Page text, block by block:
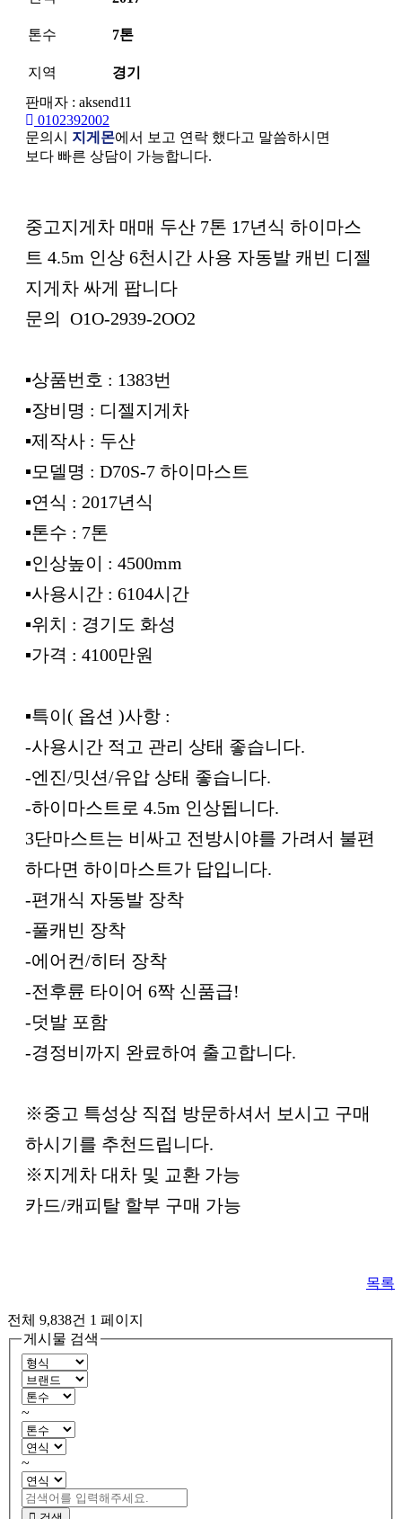
톤수 7톤
지역
경기
판매자 : aksend11
0102392002
문의시 지게몬에서 보고 연락 했다고 말씀하시면
보다 빠른 상담이 가능합니다.
본문
중고지게차 매매 두산 7톤 17년식 하이마스
트 4.5m 인상 6천시간 사용 자동발 캐빈 디젤
지게차 싸게 팝니다
문의 O1O-2939-2OO2
▪︎상품번호 : 1383번
▪︎장비명 : 디젤지게차
▪︎제작사 : 두산
▪︎모델명 : D70S-7 하이마스트
▪︎연식 : 2017년식
▪︎톤수 : 7톤
▪︎인상높이 : 4500mm
▪︎사용시간 : 6104시간
▪︎위치 : 경기도 화성
▪︎가격 : 4100만원
▪︎특이( 옵션 )사항 :
-사용시간 적고 관리 상태 좋습니다.
-엔진/밋션/유압 상태 좋습니다.
-하이마스트로 4.5m 인상됩니다.
3단마스트는 비싸고 전방시야를 가려서 불편
하다면 하이마스트가 답입니다.
-편개식 자동발 장착
-풀캐빈 장착
-에어컨/히터 장착
-전후륜 타이어 6짝 신품급!
-덧발 포함
-경정비까지 완료하여 출고합니다.
※중고 특성상 직접 방문하셔서 보시고 구매
하시기를 추천드립니다.
※지게차 대차 및 교환 가능
카드/캐피탈 할부 구매 가능
목록
전체 9,838건 1 페이지
게시물 검색
~
~